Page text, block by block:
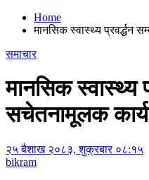
Home
मानसिक स्वास्थ्य प्रवर्द्धन
समाचार
मानसिक स्वास्थ्य
सचेतनामूलक
२५ बैशाख २०८३, शुक्रबार ०८:१५
bikram